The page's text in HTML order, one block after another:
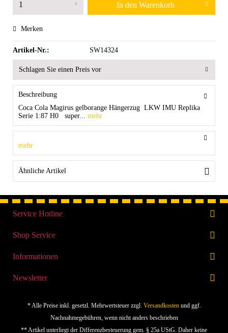
In den Warenkorb
Merken
Artikel-Nr.: SW14324
Schlagen Sie einen Preis vor
Beschreibung
Coca Cola Magirus gelborange Hängerzug LKW IMU Replika
Serie 1:87 H0 super... mehr
mehr
Ähnliche Artikel
Service Hotline
Shop Service
Informationen
Newsletter
* Alle Preise inkl. gesetzl. Mehrwertsteuer zzgl. Versandkostenund ggf.
Nachnahmegebühren, wenn nicht anders beschrieben
** Artikel unterliegt der Differenzbesteuerung gem. § 25a UStG. Daher keine